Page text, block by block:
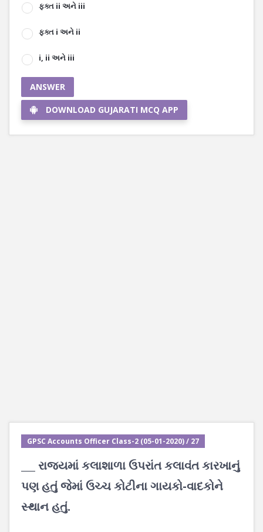
ફક્ત ii અને iii
ફક્ત i અને ii
i, ii અને iii
ANSWER
DOWNLOAD GUJARATI MCQ APP
GPSC Accounts Officer Class-2 (05-01-2020) / 27
___ રાજ્યમાં કલાશાળા ઉપરાંત કલાવંત કારખાનું
પણ હતું જેમાં ઉચ્ચ કોટીના ગાયકો-વાદકોને
સ્થાન હતું.